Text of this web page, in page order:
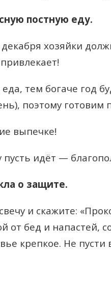
постную еду.
хозяйки
тем богаче год
поэтому готовим
выпечке!
идёт —
о защите.
и скажите:
от бед и напастей,
крепкое. Не пусти